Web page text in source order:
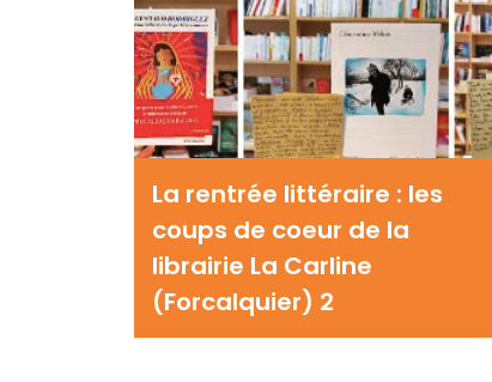
La rentrée littéraire : les
coups de coeur de la
librairie La Carline
(Forcalquier) 2